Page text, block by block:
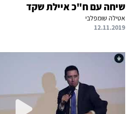
שיחה עם ח"כ איילת שקד
אטילה שומפלבי
12.11.2019